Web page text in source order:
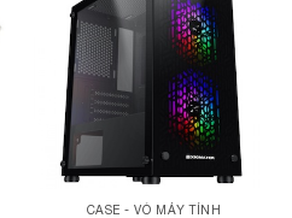
Add to
Wishlist
CASE - VỎ MÁY TÍNH